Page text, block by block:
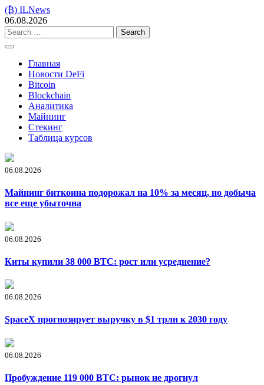
Skip
to
content
(₿) ILNews
06.08.2026
Search
for:
Главная
Новости DeFi
Bitcoin
Blockchain
Аналитика
Майнинг
Стекинг
Таблица курсов
06.08.2026
Майнинг биткоина подорожал на 10% за месяц, но добыча
все еще убыточна
06.08.2026
Киты купили 38 000 BTC: рост или усреднение?
06.08.2026
SpaceX прогнозирует выручку в $1 трлн к 2030 году
06.08.2026
Пробуждение 119 000 BTC: рынок не дрогнул